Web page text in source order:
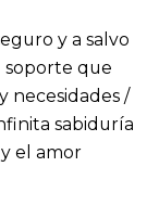
y a salvo
soporte que
necesidades /
sabiduría
el amor